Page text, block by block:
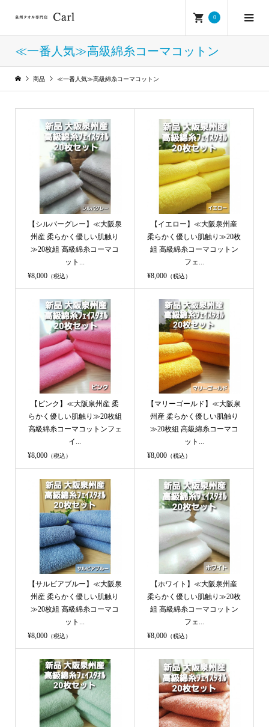
0
≪一番人気≫高級綿糸コーマコットン
商品 ≪一番人気≫高級綿糸コーマコットン
【シルバーグレー】≪大阪泉
州産 柔らかく優しい肌触り
≫20枚組 高級綿糸コーマコ
ット...
¥8,000（税込）
【イエロー】≪大阪泉州産
柔らかく優しい肌触り≫20枚
組 高級綿糸コーマコットン
フェ...
¥8,000（税込）
【ピンク】≪大阪泉州産 柔
らかく優しい肌触り≫20枚組
高級綿糸コーマコットンフェ
イ...
¥8,000（税込）
【マリーゴールド】≪大阪泉
州産 柔らかく優しい肌触り
≫20枚組 高級綿糸コーマコ
ット...
¥8,000（税込）
【サルビアブルー】≪大阪泉
州産 柔らかく優しい肌触り
≫20枚組 高級綿糸コーマコ
ット...
¥8,000（税込）
【ホワイト】≪大阪泉州産
柔らかく優しい肌触り≫20枚
組 高級綿糸コーマコットン
フェ...
¥8,000（税込）